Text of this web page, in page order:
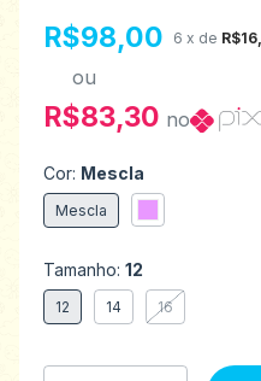
R$98,00 6 x de
ou
R$83,30 no
Cor: Mescla
Mescla
Tamanho: 12
12 14 16